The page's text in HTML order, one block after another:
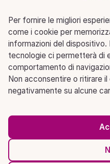
Per fornire le migliori
come i cookie per
informazioni del dispositivo.
tecnologie ci permetterà di
comportamento di
Non acconsentire o ritirare
negativamente su alcune